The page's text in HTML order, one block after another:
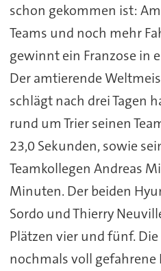
schon gekommen ist:
Teams und noch mehr
gewinnt ein Franzose in
Der amtierende
schlägt nach drei Tagen
rund um Trier seinen
23,0 Sekunden, sowie
Teamkollegen Andreas
Minuten. Der beiden
Sordo und Thierry
Plätzen vier und fünf.
nochmals voll gefahrene